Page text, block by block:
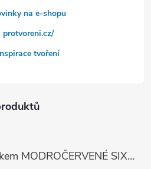
Dětské tričko s potiskem MODROČERVENÉ SIX SEVEN 67
na e-shopu
protvoreni.cz/
tvoření